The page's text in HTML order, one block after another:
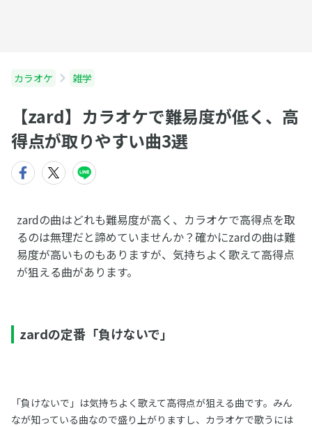
カラオケ 雑学
【zard】カラオケで難易度が低く、高
得点が取りやすい曲3選
zardの曲はどれも難易度が高く、カラオケで高得点を取
るのは無理だと諦めていませんか？確かにzardの曲は難
易度が高いものもありますが、気持ちよく歌えて高得点
が狙える曲があります。
zardの定番「負けないで」
「負けないで」は気持ちよく歌えて高得点が狙える曲です。みん
なが知っている曲なので盛り上がりますし、カラオケで歌うには